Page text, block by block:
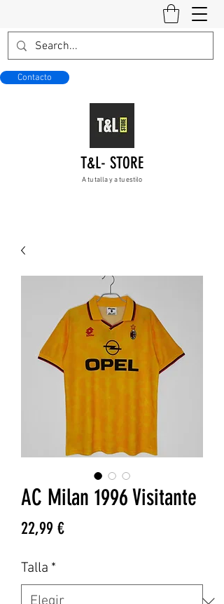
Contacto
T&L- STORE
A tu talla y a tu estilo
AC Milan 1996 Visitante
22,99 €Precio
Talla *